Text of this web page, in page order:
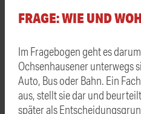
FRAGE: WIE UND
Im Fragebogen geht es
Ochsenhausener unterwegs
Auto, Bus oder Bahn. Ein
aus, stellt sie dar und
später als